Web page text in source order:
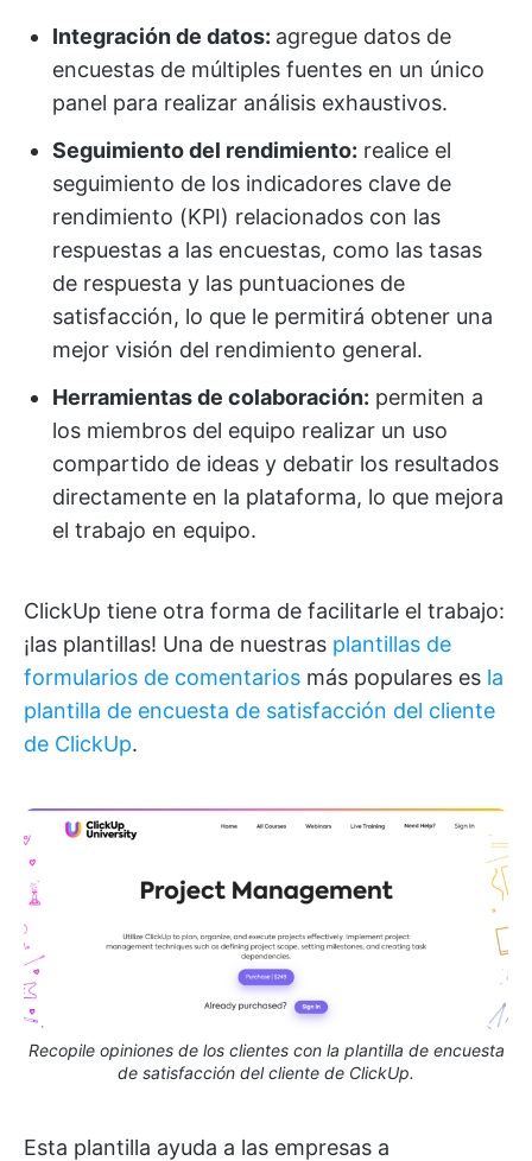
Integración de datos: agregue datos de
encuestas de múltiples fuentes en un único
panel para realizar análisis exhaustivos.
Seguimiento del rendimiento: realice el
seguimiento de los indicadores clave de
rendimiento (KPI) relacionados con las
respuestas a las encuestas, como las tasas
de respuesta y las puntuaciones de
satisfacción, lo que le permitirá obtener una
mejor visión del rendimiento general.
Herramientas de colaboración: permiten a
los miembros del equipo realizar un uso
compartido de ideas y debatir los resultados
directamente en la plataforma, lo que mejora
el trabajo en equipo.
ClickUp tiene otra forma de facilitarle el trabajo:
¡las plantillas! Una de nuestras plantillas de
formularios de comentarios más populares es la
plantilla de encuesta de satisfacción del cliente
de ClickUp.
Recopile opiniones de los clientes con la plantilla de encuesta
de satisfacción del cliente de ClickUp.
Esta plantilla ayuda a las empresas a